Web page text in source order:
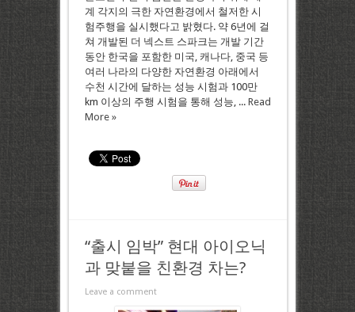
계 각지의 극한 자연환경에서 철저한 시
험주행을 실시했다고 밝혔다. 약 6년에 걸
쳐 개발된 더 넥스트 스파크는 개발 기간
동안 한국을 포함한 미국, 캐나다, 중국 등
여러 나라의 다양한 자연환경 아래에서
수천 시간에 달하는 성능 시험과 100만
km 이상의 주행 시험을 통해 성능, ... Read
More »
“출시 임박” 현대 아이오닉
과 맞붙을 친환경 차는?
Leave a comment